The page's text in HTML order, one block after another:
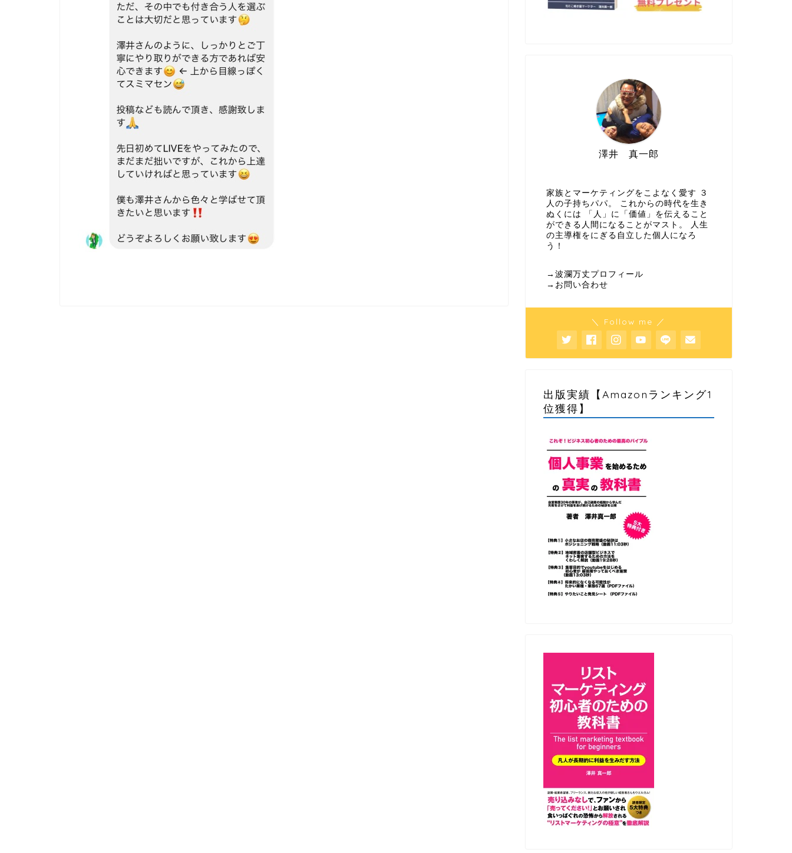
澤井 真一郎
家族とマーケティングをこよなく愛す ３
人の子持ちパパ。 これからの時代を生き
ぬくには 「人」に「価値」を伝えること
ができる人間になることがマスト。 人生
の主導権をにぎる自立した個人になろ
う！
→波瀾万丈プロフィール
→お問い合わせ
＼ Follow me ／
出版実績【Amazonランキング1
位獲得】